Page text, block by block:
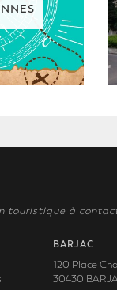
touristique à
BARJAC
120 Place
30430